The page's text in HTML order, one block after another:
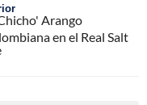
Arango
en el Real Salt